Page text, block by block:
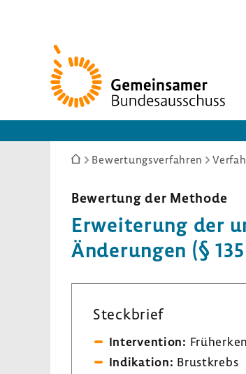
Zur
Startseite
Sie
hier:
Bewertungsverfahren
Bewer­tung der Methode
Erwei­te­rung der
Ände­rungen (§ 135
Steck­brief
Inter­ven­tion:
Indi­ka­tion: Brust­krebs